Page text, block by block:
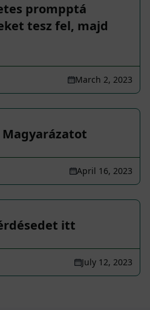
prompptá
tesz fel, majd
March 2, 2023
Magyarázatot
April 16, 2023
itt
July 12, 2023